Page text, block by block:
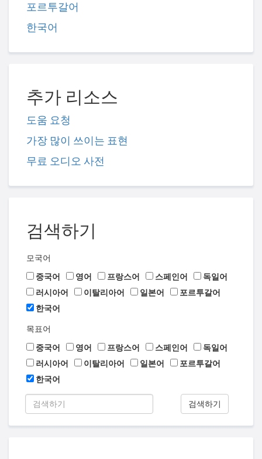
포르투갈어
한국어
추가 리소스
도움 요청
가장 많이 쓰이는 표현
무료 오디오 사전
검색하기
모국어
중국어
영어 프랑스어 스페인어
독일어
러시아어
이탈리아어 일본어
포르투갈어
한국어
목표어
중국어
영어 프랑스어 스페인어
독일어
러시아어
이탈리아어 일본어
포르투갈어
한국어
검색하기